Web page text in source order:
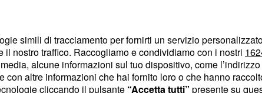
conclusi nel periodo 1°
inoltre richiesta l’iscrizione
e che non risultino
simili di tracciamento per fornirti un servizio
il nostro traffico. Raccogliamo e condividiamo con i nostri
alcune informazioni sul tuo dispositivo, come
con altre informazioni che hai fornito loro o che hanno
cliccando il pulsante “Accetta tutti” presente su